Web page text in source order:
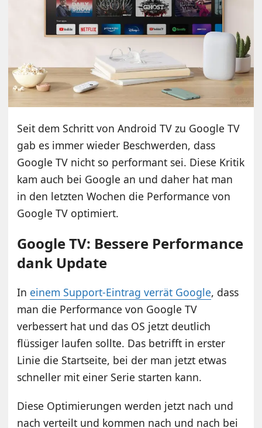
Seit dem Schritt von Android TV zu Google TV
gab es immer wieder Beschwerden, dass
Google TV nicht so performant sei. Diese Kritik
kam auch bei Google an und daher hat man
in den letzten Wochen die Performance von
Google TV optimiert.
Google TV: Bessere Performance
dank Update
In einem Support-Eintrag verrät Google, dass
man die Performance von Google TV
verbessert hat und das OS jetzt deutlich
flüssiger laufen sollte. Das betrifft in erster
Linie die Startseite, bei der man jetzt etwas
schneller mit einer Serie starten kann.
Diese Optimierungen werden jetzt nach und
nach verteilt und kommen nach und nach bei